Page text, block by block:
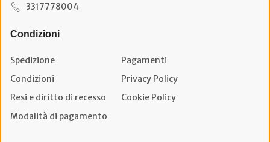
3317778004
Condizioni
Spedizione
Pagamenti
Condizioni
Privacy Policy
Resi e diritto di recesso
Cookie Policy
Modalità di pagamento